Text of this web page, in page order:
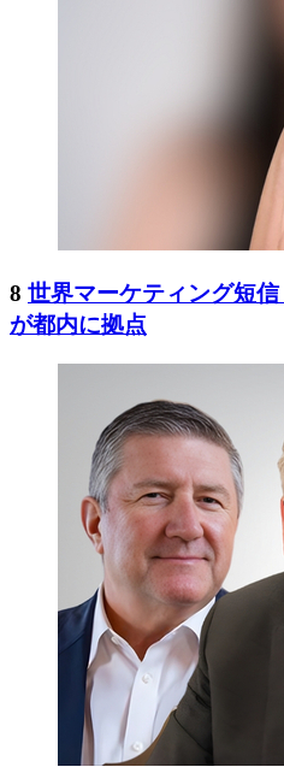
8 世界マーケティング短
が都内に拠点